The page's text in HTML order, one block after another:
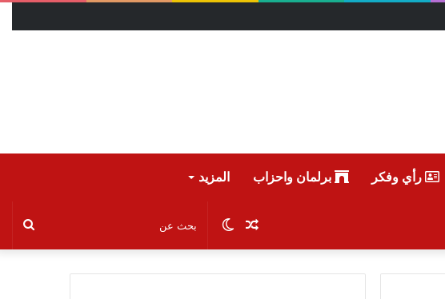
رأي وفكر برلمان واحزاب المزيد
بحث الوضع
المظلم
مقال
عشوائي